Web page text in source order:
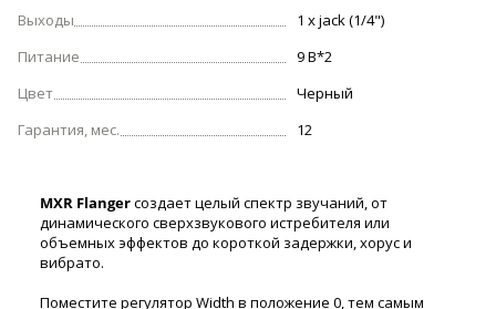
Выходы
1 х jack (1/4")
Питание
9 В*2
Цвет
Черный
Гарантия, мес.
12
MXR Flangerсоздает целый спектр звучаний, от
динамического сверхзвукового истребителя или
объемных эффектов до короткой задержки, хорус и
вибрато.
Поместите регулятор Width в положение 0, тем самым